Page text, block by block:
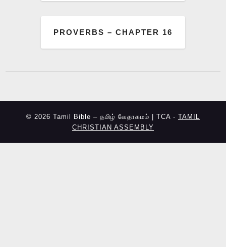
PROVERBS – CHAPTER 16
© 2026 Tamil Bible – தமிழ் வேதாகமம் | TCA - TAMIL
CHRISTIAN ASSEMBLY